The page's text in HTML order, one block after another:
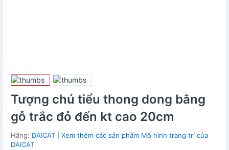
Tượng chú tiểu thong dong bằng
gỗ trắc đỏ đến kt cao 20cm
Hãng: DAICAT
Xem thêm các sản phẩm Mô hình trang trí của
DAICAT